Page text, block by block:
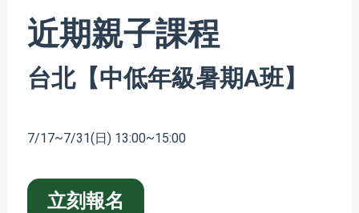
近期親子課程
台北【中低年級暑期A班】
7/17~7/31(日) 13:00~15:00
立刻報名